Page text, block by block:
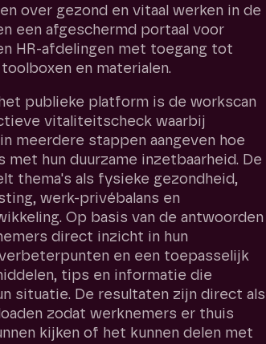
over gezond en vitaal werken in de
een afgeschermd portaal voor
HR-afdelingen met toegang tot
en materialen.
publieke platform is de workscan
vitaliteitscheck waarbij
meerdere stappen aangeven hoe
met hun duurzame inzetbaarheid. De
thema's als fysieke gezondheid,
werk-privébalans en
Op basis van de antwoorden
direct inzicht in hun
en een toepasselijk
tips en informatie die
situatie. De resultaten zijn direct als
zodat werknemers er thuis
kijken of het kunnen delen met